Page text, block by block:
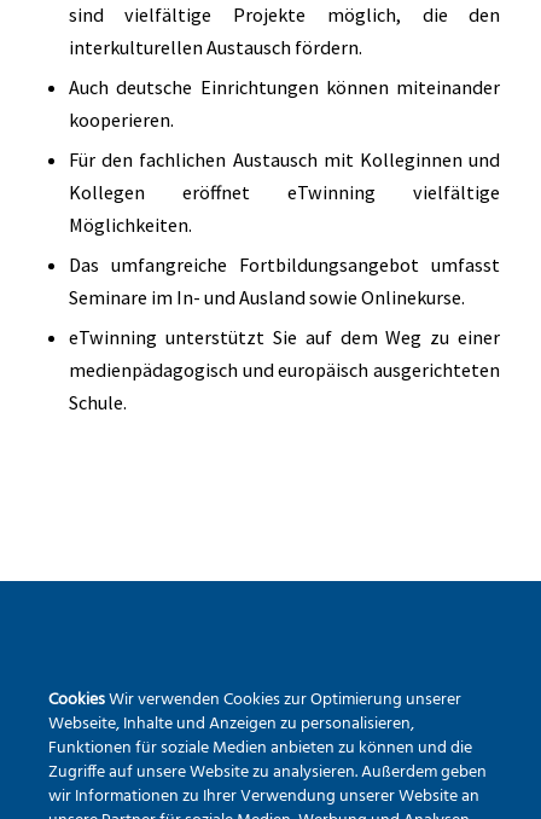
sind vielfältige Projekte möglich, die den
interkulturellen Austausch fördern.
Auch deutsche Einrichtungen können miteinander
kooperieren.
Für den fachlichen Austausch mit Kolleginnen und
Kollegen eröffnet eTwinning vielfältige
Möglichkeiten.
Das umfangreiche Fortbildungsangebot umfasst
Seminare im In- und Ausland sowie Onlinekurse.
eTwinning unterstützt Sie auf dem Weg zu einer
medienpädagogisch und europäisch ausgerichteten
Schule.
Pietrapaola-Platz 4
59581 Warstein
Tel.:02902 – 9791840
Erreichbarkeit via Mail
CookiesWir verwenden Cookies zur Optimierung unserer
Webseite, Inhalte und Anzeigen zu personalisieren,
Funktionen für soziale Medien anbieten zu können und die
Zugriffe auf unsere Website zu analysieren. Außerdem geben
wir Informationen zu Ihrer Verwendung unserer Website an